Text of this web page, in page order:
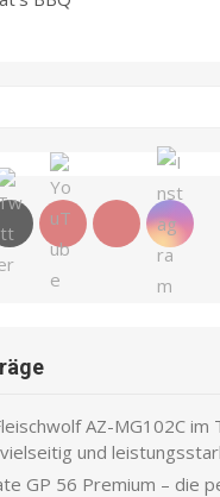
AZ-MG102C im
und
GP 56 Premium – die